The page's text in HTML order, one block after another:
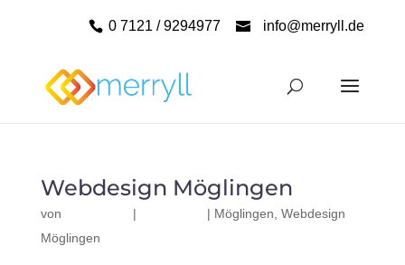
0 7121 / 9294977 info@merryll.de
Webdesign Möglingen
von | | Möglingen Webdesign
Möglingen